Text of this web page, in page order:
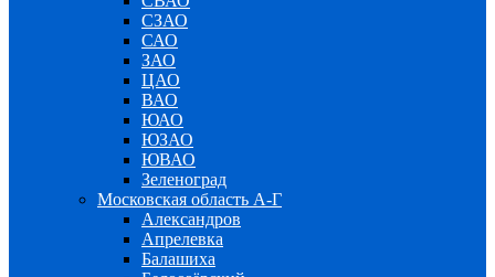
СЗАО
САО
ЗАО
ЦАО
ВАО
ЮАО
ЮЗАО
ЮВАО
Зеленоград
Московская область А-Г
Александров
Апрелевка
Балашиха